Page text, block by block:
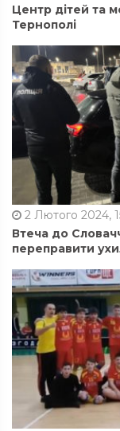
Центр дітей та
Тернополі
2 Лютого 2024,
Втеча до
переправити